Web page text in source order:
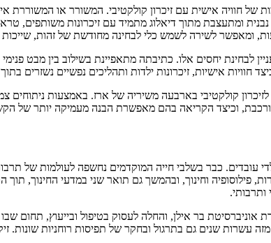
של חוויה אישית עם זיכרון קולקטיבי. המשורר או
ומתעצבת מתוך דיאלוג מתמיד עם זיכרונות משותפים,
ומאפשר לשירה לשמש כלי לבחינה מחודשת של זהות, שייכות
לבחינת יחסים אלו. כתיבתה מתאפיינת בשילוב בין מבט
חוויות אישיות, זיכרונות ילדות ותהליכים נפשיים נשזרים
קולקטיבי בארבעה משיריה של ארז. באמצעות
וכיצד הקריאה בהם מאפשרת הבנה מעמיקה יותר של
עובדים. כבר בשלבי חייה המוקדמים נחשפה לעולמות של
וחינוך, ובהמשך גם תואר שני במדעי החינוך, תוך
בר אילן, והחלה לעסוק בטיפול ובייעוץ, תחום
עשרות שנים גם בתרגול ובחקר של תפיסות רוחניות שונות.